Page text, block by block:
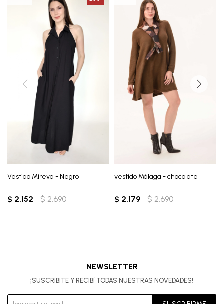
Vestido Mireva - Negro
$ 2.152 $ 2.690
vestido Málaga - chocolate
$ 2.179 $ 2.690
NEWSLETTER
¡SUSCRIBITE Y RECIBÍ TODAS NUESTRAS NOVEDADES!